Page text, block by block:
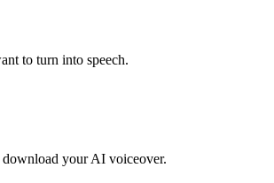
to turn into speech.
download your AI voiceover.